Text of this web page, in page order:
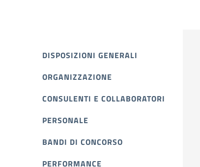
DISPOSIZIONI GENERALI
ORGANIZZAZIONE
CONSULENTI E COLLABORATORI
PERSONALE
BANDI DI CONCORSO
PERFORMANCE